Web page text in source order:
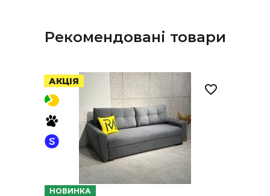
Рекомендовані товари
АКЦІЯ
НОВИНКА